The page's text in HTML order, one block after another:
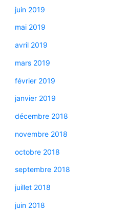
juin 2019
mai 2019
avril 2019
mars 2019
février 2019
janvier 2019
décembre 2018
novembre 2018
octobre 2018
septembre 2018
juillet 2018
juin 2018